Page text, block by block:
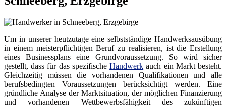
Um in unserer heutzutage eine selbstständige Handwerksausübung
in einem meisterpflichtigen Beruf zu realisieren, ist die Erstellung
eines Businessplans eine Grundvoraussetzung. So wird sicher
gestellt, dass für das spezifischeHandwerk auch ein Markt besteht.
Gleichzeitig müssen die vorhandenen Qualifikationen und alle
berufsbedingten Voraussetzungen berücksichtigt werden. Eine
gründliche Analyse der Marktsituation, der möglichen Finanzierung
und vorhandenen Wettbewerbsfähigkeit des zukünftigen